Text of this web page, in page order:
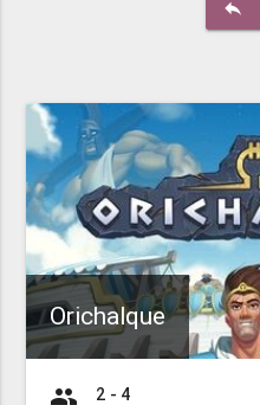
reply
Orichalque
group 2 - 4